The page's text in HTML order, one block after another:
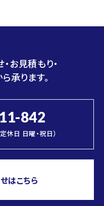
お見積もり・
承ります。
842
休日 日曜・祝日）
はこちら